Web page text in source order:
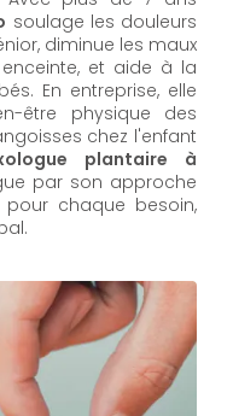
soulage les douleurs
diminue les maux
et aide à la
En entreprise, elle
être physique des
chez l'enfant
plantaire à
par son approche
pour chaque besoin,